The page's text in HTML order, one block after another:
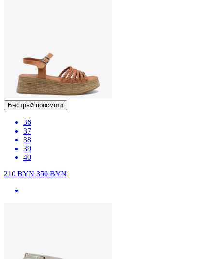
Быстрый просмотр
36
37
38
39
40
210 BYN350BYN